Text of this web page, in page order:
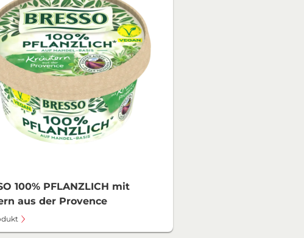
100% PFLANZLICH mit
aus der Provence